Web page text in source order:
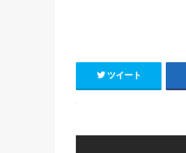
ツイート